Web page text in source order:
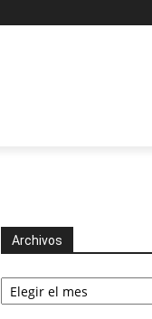
Archivos
Archivos